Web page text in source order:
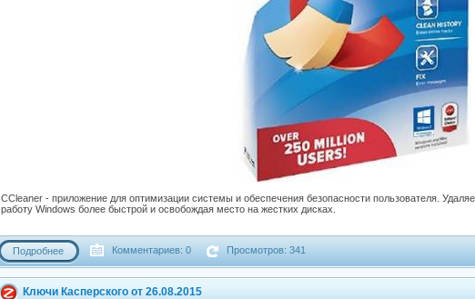
CCleaner - приложение для оптимизации системы и обеспечения безопасности пользователя.
работу Windows более быстрой и освобождая место на жестких дисках.
Подробнее Комментариев: 0 Просмотров: 341
Ключи Касперского от 26.08.2015